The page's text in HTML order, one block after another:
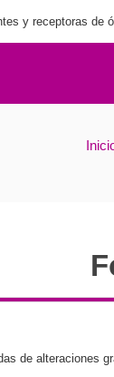
y receptoras de
de alteraciones